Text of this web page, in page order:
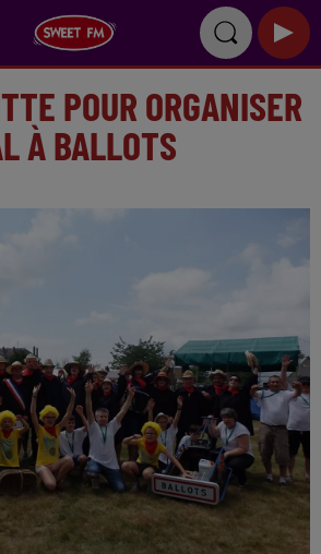
POUR ORGANISER
À BALLOTS